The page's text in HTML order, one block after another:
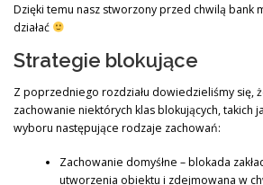
Dzięki temu nasz stworzony przed chwilą bank
działać
Strategie blokujące
Z poprzedniego rozdziału dowiedzieliśmy się,
zachowanie niektórych klas blokujących, takich
wyboru następujące rodzaje zachowań:
Zachowanie domyśłne – blokada
utworzenia obiektu i zdejmowana w